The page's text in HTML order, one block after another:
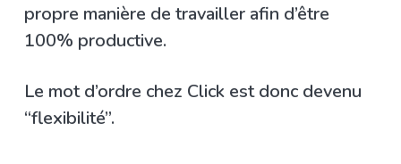
propre manière de travailler afin d’être
100% productive.
Le mot d’ordre chez Click est donc devenu
“flexibilité”.